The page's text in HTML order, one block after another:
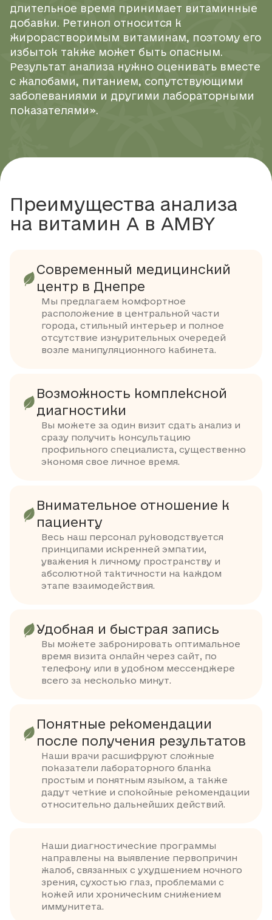
длительное время принимает витаминные
добавки. Ретинол относится к
жирорастворимым витаминам, поэтому его
избыток также может быть опасным.
Результат анализа нужно оценивать вместе
с жалобами, питанием, сопутствующими
заболеваниями и другими лабораторными
показателями».
Преимущества анализа
на витамин А в AMBY
Современный медицинский
центр в Днепре
Мы предлагаем комфортное
расположение в центральной части
города, стильный интерьер и полное
отсутствие изнурительных очередей
возле манипуляционного кабинета.
Возможность комплексной
диагностики
Вы можете за один визит сдать анализ и
сразу получить консультацию
профильного специалиста, существенно
экономя свое личное время.
Внимательное отношение к
пациенту
Весь наш персонал руководствуется
принципами искренней эмпатии,
уважения к личному пространству и
абсолютной тактичности на каждом
этапе взаимодействия.
Удобная и быстрая запись
Вы можете забронировать оптимальное
время визита онлайн через сайт, по
телефону или в удобном мессенджере
всего за несколько минут.
Понятные рекомендации
после получения результатов
Наши врачи расшифруют сложные
показатели лабораторного бланка
простым и понятным языком, а также
дадут четкие и спокойные рекомендации
относительно дальнейших действий.
Наши диагностические программы
направлены на выявление первопричин
жалоб, связанных с ухудшением ночного
зрения, сухостью глаз, проблемами с
кожей или хроническим снижением
иммунитета.